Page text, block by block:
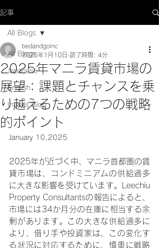
記事
All Blogs
Japanese
English
Interns Blog
All Blogs
2025年マニラ賃貸市場の
展望：課題とチャンスを乗
り越えるための7つの戦略
的ポイント
bedandgoinc
2025年1月10日 読了時間: 4分
January 10,2025
2025年が近づく中、マニラ首都圏の賃
貸市場は、コンドミニアムの供給過多
に大きな影響を受けています。Leechiu
Property Consultantsの報告によると、
市場には34か月分の在庫に相当する余
剰があります。この大きな供給過多に
より、借り手や投資家は、この変化す
る状況に対応するために、慎重に戦略